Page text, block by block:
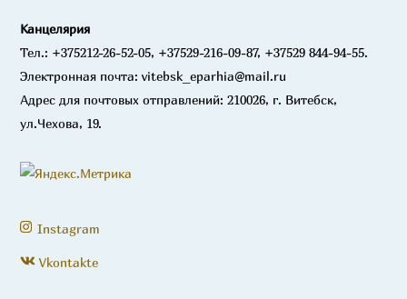
Канцелярия
Тел.: +375212-26-52-05, +37529-216-09-87, +37529 844-94-55.
Электронная почта: vitebsk_eparhia@mail.ru
Адрес для почтовых отправлений: 210026, г. Витебск,
ул.Чехова, 19.
Instagram
Vkontakte